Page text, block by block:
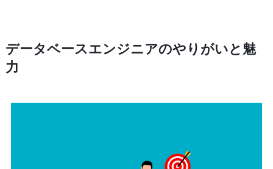
データベースエンジニアのやりがいと魅
力